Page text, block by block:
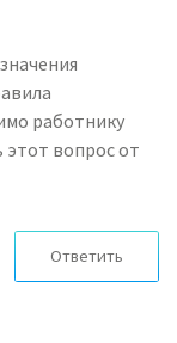
работнику
этот вопрос от
Ответить